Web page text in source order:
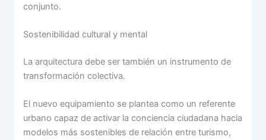
conjunto.
Sostenibilidad cultural y mental
La arquitectura debe ser también un instrumento de
transformación colectiva.
El nuevo equipamiento se plantea como un referente
urbano capaz de activar la conciencia ciudadana hacia
modelos más sostenibles de relación entre turismo,